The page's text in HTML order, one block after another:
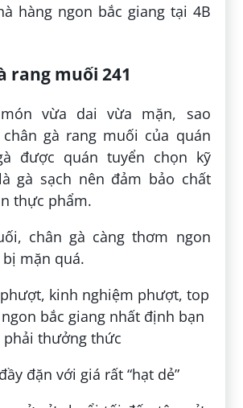
hàng ngon bắc giang tại 4B
rang muối 241
vừa dai vừa mặn, sao
gà rang muối của quán
được quán tuyển chọn kỹ
gà sạch nên đảm bảo chất
thực phẩm.
chân gà càng thơm ngon
mặn quá.
đặn với giá rất “hạt dẻ”